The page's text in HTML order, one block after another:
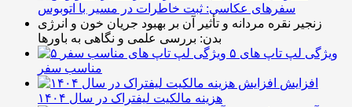
سفرهای عکاسی: ثبت خاطرات در مسیر با اتوبوس
زنجیر نقره مردانه و تأثیر آن بر بهبود جریان خون و انرژی
بدن: بررسی علمی و نگاهی به باورها
۵ ویژگی لپ تاپ های
مناسب سفر
افزایش
هزینه مالکیت لیفتراک در سال ۱۴۰۴